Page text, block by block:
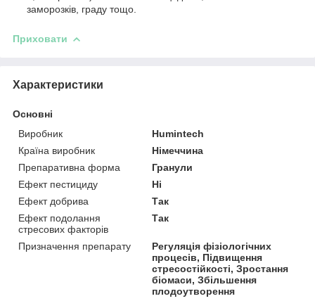
заморозків, граду тощо.
Приховати
Характеристики
Основні
Виробник
Humintech
Країна виробник
Німеччина
Препаративна форма
Гранули
Ефект пестициду
Ні
Ефект добрива
Так
Ефект подолання
стресових факторів
Так
Призначення препарату
Регуляція фізіологічних
процесів, Підвищення
стресостійкості, Зростання
біомаси, Збільшення
плодоутворення